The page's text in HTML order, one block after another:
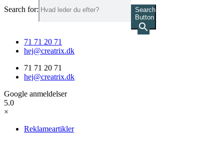
Search for:
Search
Button
71 71 20 71
hej@creatrix.dk
71 71 20 71
hej@creatrix.dk
Google anmeldelser
5.0
×
Reklameartikler